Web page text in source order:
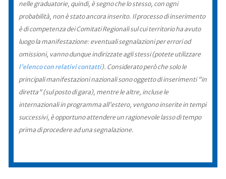
nelle graduatorie, quindi, è segno che lo stesso, con ogni
probabilità, non è stato ancora inserito. Il processo di inserimento
è di competenza dei Comitati Regionali sul cui territorio ha avuto
luogo la manifestazione: eventuali segnalazioni per errori od
omissioni, vanno dunque indirizzate agli stessi (potete utilizzare
l'elenco con relativi contatti). Considerato però che solo le
principali manifestazioni nazionali sono oggetto di inserimenti "in
diretta" (sul posto di gara), mentre le altre, incluse le
internazionali in programma all'estero, vengono inserite in tempi
successivi, è opportuno attendere un ragionevole lasso di tempo
prima di procedere ad una segnalazione.